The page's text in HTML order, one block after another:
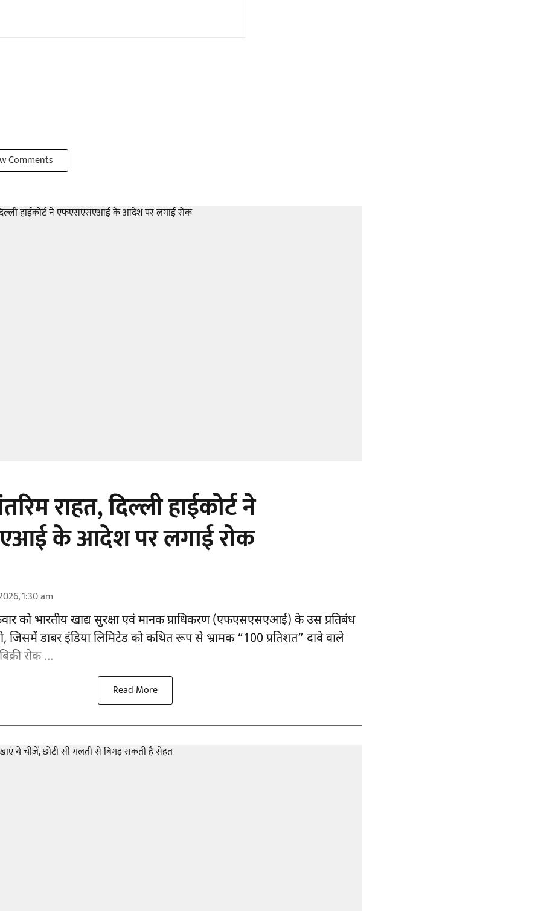
Comments
राहत, दिल्ली हाईकोर्ट ने
के आदेश पर लगाई रोक
1:30 am
को भारतीय खाद्य सुरक्षा एवं मानक प्राधिकरण(एफएसएसएआई) के उस प्रतिबंध
जिसमें डाबर इंडिया लिमिटेड को कथित रूप से भ्रामक “100 प्रतिशत” दावे वाले
रोक ...
Read More